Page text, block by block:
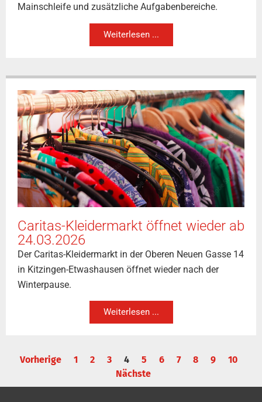
Mainschleife und zusätzliche Aufgabenbereiche.
Weiterlesen ...
Caritas-Kleidermarkt öffnet wieder ab
24.03.2026
Der Caritas-Kleidermarkt in der Oberen Neuen Gasse 14
in Kitzingen-Etwashausen öffnet wieder nach der
Winterpause.
Weiterlesen ...
Vorherige 1 2 3 4 5 6 7 8 9
10
Nächste